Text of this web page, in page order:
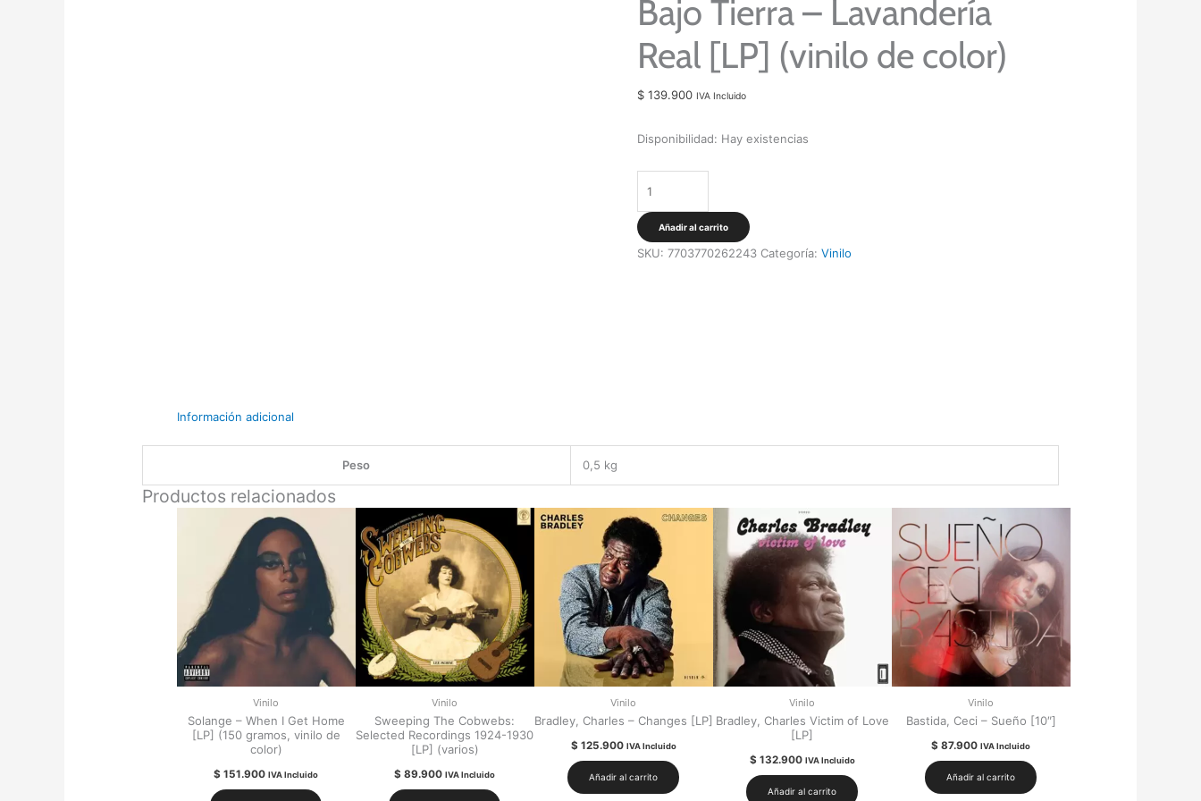
Bajo Tierra – Lavandería
Real [LP] (vinilo de color)
$ 139.900 IVA Incluido
Disponibilidad: Hay existencias
-
Lavandería
Añadir al carrito
SKU:7703770262243 Categoría:Vinilo
Información adicional
Peso 0,5 kg
Productos relacionados
Vinilo
Solange – When I Get Home
[LP] (150 gramos, vinilo de
color)
$ 151.900 IVA Incluido
Vinilo
Sweeping The Cobwebs:
Selected Recordings 1924-1930
[LP] (varios)
$ 89.900 IVA Incluido
Vinilo
Bradley, Charles – Changes [LP]
$125.900 IVA Incluido
Añadir al carrito
Vinilo
Bradley, Charles Victim of Love
[LP]
$132.900 IVA Incluido
Añadir al carrito
Vinilo
Bastida, Ceci – Sueño [10″]
$ 87.900 IVA Incluido
Añadir al carrito